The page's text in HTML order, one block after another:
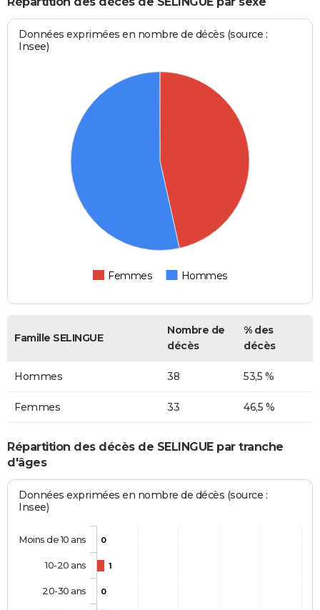
Données exprimées en nombre de décès (source :
Insee)
Femmes Hommes
Famille SELINGUE
Nombre de
décès
% des
décès
Hommes 38 53,5 %
Femmes 33 46,5 %
Répartition des décès de SELINGUE par tranche
d'âges
Données exprimées en nombre de décès (source :
Insee)
0
1
0
Moins de 10 ans
10-20 ans
20-30 ans